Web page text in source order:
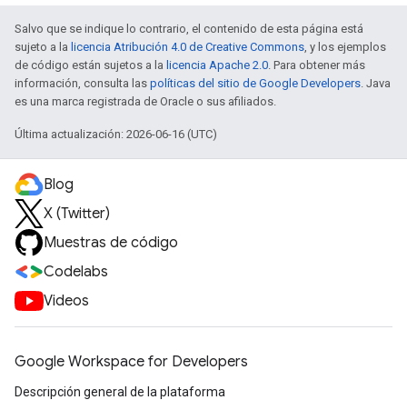
Salvo que se indique lo contrario, el contenido de esta página está
sujeto a la licencia Atribución 4.0 de Creative Commons, y los ejemplos
de código están sujetos a la licencia Apache 2.0. Para obtener más
información, consulta las políticas del sitio de Google Developers. Java
es una marca registrada de Oracle o sus afiliados.
Última actualización: 2026-06-16 (UTC)
Blog
X (Twitter)
Muestras de código
Codelabs
Videos
Google Workspace for Developers
Descripción general de la plataforma